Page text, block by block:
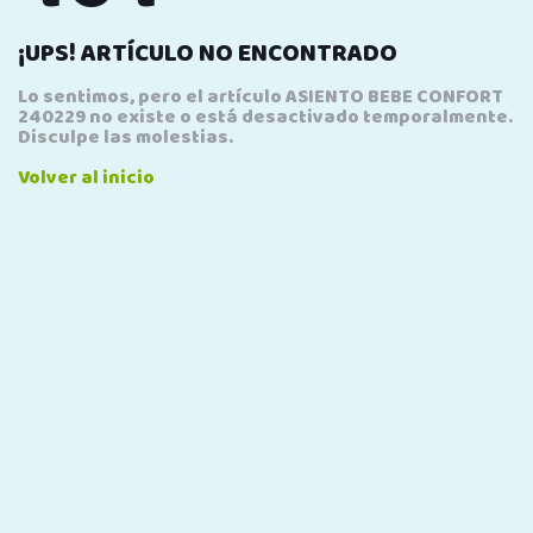
¡UPS! ARTÍCULO NO ENCONTRADO
Lo sentimos, pero el artículo ASIENTO BEBE CONFORT
240229 no existe o está desactivado temporalmente.
Disculpe las molestias.
Volver al inicio